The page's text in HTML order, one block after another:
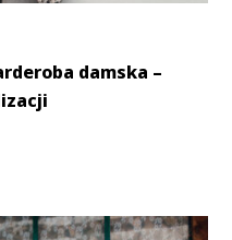
damska –